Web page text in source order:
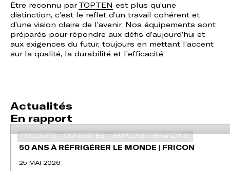
Être reconnu par TOPTEN est plus qu’une
distinction, c’est le reflet d’un travail cohérent et
d’une vision claire de l’avenir. Nos équipements sont
préparés pour répondre aux défis d’aujourd’hui et
aux exigences du futur, toujours en mettant l’accent
sur la qualité, la durabilité et l’efficacité.
Actualités
En rapport
PRODUITS CURIOSITÉS EMPLOYER BRANDING
50 ANS À RÉFRIGÉRER LE MONDE | FRICON
25 MAI 2026